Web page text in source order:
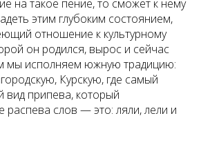
на такое пение, то сможет к нему
этим глубоким состоянием,
отношение к культурному
он родился, вырос и сейчас
мы исполняем южную традицию:
Курскую, где самый
вид припева, который
распева слов — это: ляли, лели и